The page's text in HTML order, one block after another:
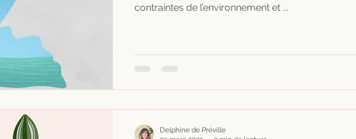
contraintes de l’environnement et ...
Delphine de Préville